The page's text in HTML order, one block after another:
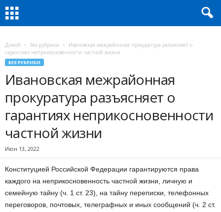
Домой Без рубрики
Ивановская межрайонная прокуратура разъясняет о
гарантиях неприкосновенности частной жизни
БЕЗ РУБРИКИ
Ивановская межрайонная
прокуратура разъясняет о
гарантиях неприкосновенности
частной жизни
Июн 13, 2022
Конституцией Российской Федерации гарантируются права
каждого на неприкосновенность частной жизни, личную и
семейную тайну (ч. 1 ст. 23), на тайну переписки, телефонных
переговоров, почтовых, телеграфных и иных сообщений (ч. 2 ст.